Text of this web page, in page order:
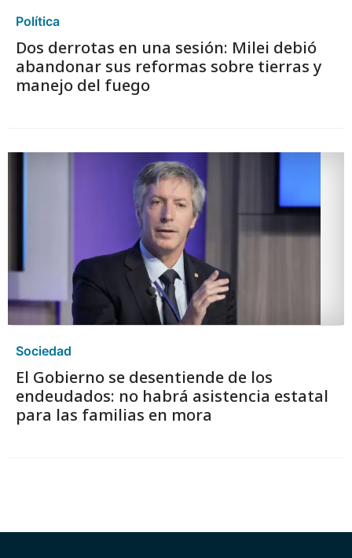
Política
Dos derrotas en una sesión: Milei debió
abandonar sus reformas sobre tierras y
manejo del fuego
Sociedad
El Gobierno se desentiende de los
endeudados: no habrá asistencia estatal
para las familias en mora